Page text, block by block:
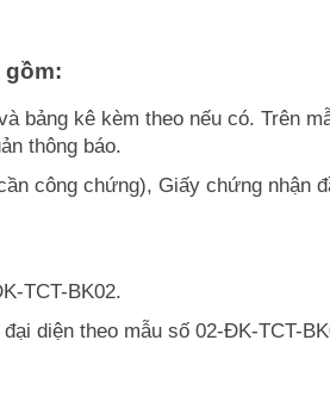
gồm:
bảng kê kèm theo nếu có. Trên
thông báo.
công chứng), Giấy chứng nhận
TCT-BK02.
diện theo mẫu số 02-ĐK-TCT-